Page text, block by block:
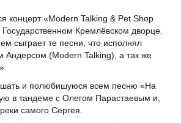
концерт «Modern Talking & Pet Shop
Кремлёвском дворце.
сыграет те песни, что исполнял
Андерсом (Modern Talking), а так же
и полюбишуюся всем песню «На
в тандеме с Олегом Парастаевым и,
самого Сергея.